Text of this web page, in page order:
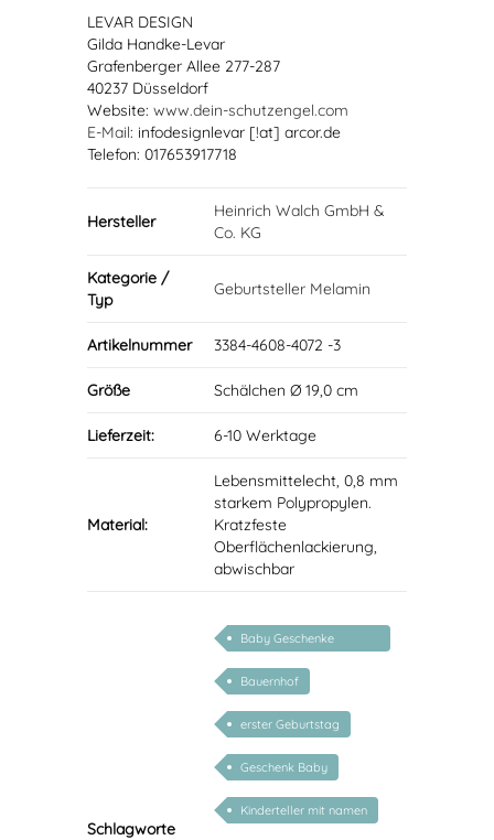
LEVAR DESIGN
Gilda Handke-Levar
Grafenberger Allee 277-287
40237 Düsseldorf
Website: www.dein-schutzengel.com
E-Mail: infodesignlevar [!at] arcor.de
Telefon: 017653917718
Hersteller
Heinrich Walch GmbH &
Co. KG
Kategorie /
Typ
Geburtsteller Melamin
Artikelnummer 3384-4608-4072 -3
Größe Schälchen Ø 19,0 cm
Lieferzeit: 6-10 Werktage
Material:
Lebensmittelecht, 0,8 mm
starkem Polypropylen.
Kratzfeste
Oberflächenlackierung,
abwischbar
Schlagworte
Baby Geschenke
personalisierbar
Bauernhof
erster Geburtstag
Geschenk Baby
Kinderteller mit namen